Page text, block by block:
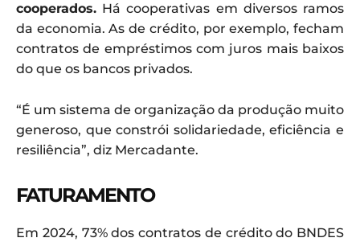
cooperados. Há cooperativas em diversos ramos
da economia. As de crédito, por exemplo, fecham
contratos de empréstimos com juros mais baixos
do que os bancos privados.
“É um sistema de organização da produção muito
generoso, que constrói solidariedade, eficiência e
resiliência”, diz Mercadante.
FATURAMENTO
Em 2024, 73% dos contratos de crédito do BNDES